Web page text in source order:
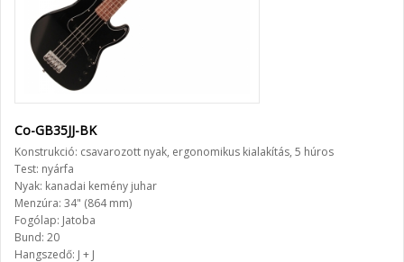
Co-GB35JJ-BK
Konstrukció: csavarozott nyak, ergonomikus kialakítás, 5 húros
Test: nyárfa
Nyak: kanadai kemény juhar
Menzúra: 34" (864 mm)
Fogólap: Jatoba
Bund: 20
Hangszedő: J + J